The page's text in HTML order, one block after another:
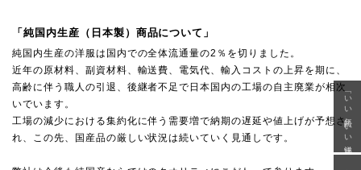
「純国内生産（日本製）商品について」
純国内生産の洋服は国内での全体流通量の2％を切りました。
近年の原材料、副資材料、輸送費、電気代、輸入コストの上昇を期に、
高齢に伴う職人の引退、後継者不足で日本国内の工場の自主廃業が相次
いでいます。
工場の減少における集約化に伴う需要増で納期の遅延や値上げが予想さ
れ、この先、国産品の厳しい状況は続いていく見通しです。
「いい年齢 いい洋服」